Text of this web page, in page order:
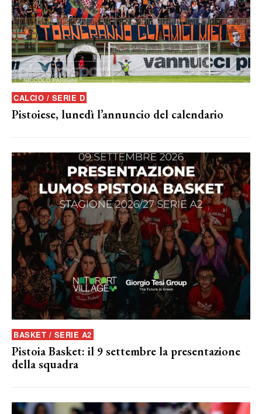
CALCIO / SERIE D
Pistoiese, lunedì l’annuncio del calendario
BASKET / SERIE A2
Pistoia Basket: il 9 settembre la presentazione
della squadra